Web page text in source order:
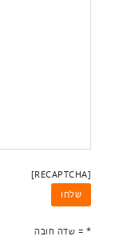
[RECAPTCHA]
* = שדה חובה